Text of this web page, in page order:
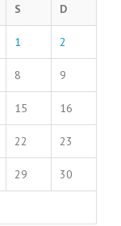
S D
1 2
8 9
15 16
22 23
29 30